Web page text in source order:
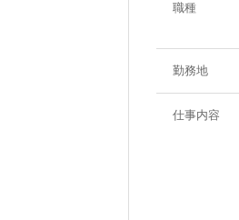
職種
勤務地
仕事内容